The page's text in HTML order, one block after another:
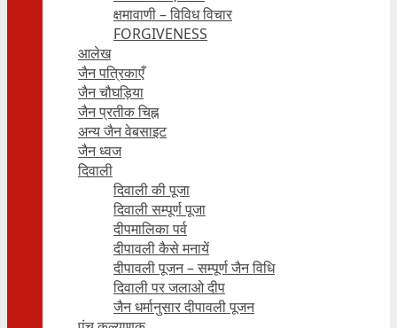
क्षमावाणी – विविध विचार
FORGIVENESS
आलेख
जैन पत्रिकाएँ
जैन चौघड़िया
जैन प्रतीक चिह्न
अन्य जैन वेबसाइट
जैन ध्वज
दिवाली
दिवाली की पूजा
दिवाली सम्पूर्ण पूजा
दीपमालिका पर्व
दीपावली कैसे मनायें
दीपावली पूजन – सम्पूर्ण जैन विधि
दिवाली पर जलाओ दीप
जैन धर्मानुसार दीपावली पूजन